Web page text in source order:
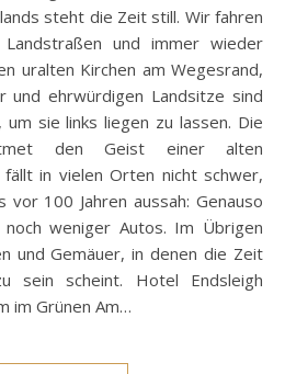
steht die Zeit still. Wir fahren
und immer wieder
uralten Kirchen am Wegesrand,
und ehrwürdigen Landsitze sind
sie links liegen zu lassen. Die
den Geist einer alten
in vielen Orten nicht schwer,
100 Jahren aussah: Genauso
weniger Autos. Im Übrigen
und Gemäuer, in denen die Zeit
sein scheint. Hotel Endsleigh
im Grünen Am…